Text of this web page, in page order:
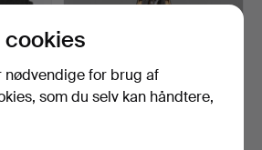
nødvendige for brug af
som du selv kan håndtere,